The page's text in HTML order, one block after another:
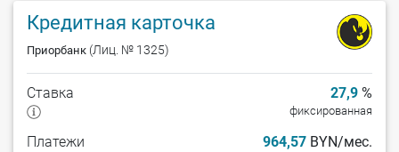
Кредитная карточка
Приорбанк (Лиц. № 1325)
Ставка 27,9 %
фиксированная
Платежи 964,57 BYN/мес.